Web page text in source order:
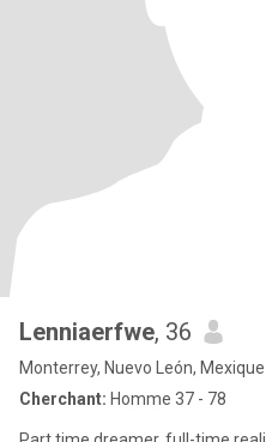
Lenniaerfwe, 36
Monterrey, Nuevo León, Mexique
Cherchant: Homme 37 - 78